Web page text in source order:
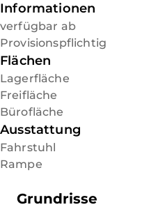
Informationen
verfügbar ab
Provisionspflichtig
Flächen
Lagerfläche
Freifläche
Bürofläche
Ausstattung
Fahrstuhl
Rampe
Grundrisse